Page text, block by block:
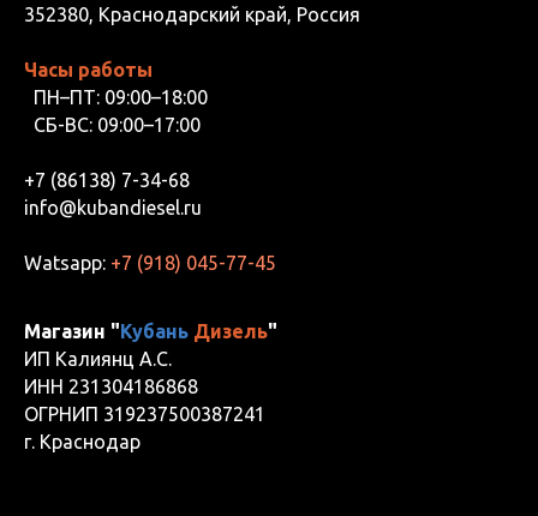
352380, Краснодарский край, Россия
Часы работы
ПН–ПТ: 09:00–18:00
СБ-ВС: 09:00–17:00
+7 (86138) 7-34-68
info@kubandiesel.ru
Watsapp: +7 (918) 045-77-45
Магазин "Кубань Дизель"
ИП Калиянц А.С.
ИНН 231304186868
ОГРНИП 319237500387241
г. Краснодар